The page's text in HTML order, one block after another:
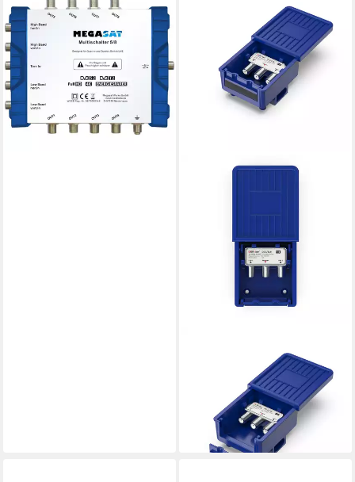
Megasat Multischalter 5/8 für
Satellitenempfang. Camping
Sat-Anlage (4 SAT-Eingänge),
Aktive Umschaltmatrix
ab 48,95 €
lieferbar - in 2-3 Werktagen bei dir
SAT-Multischalter DUR-line
DS 2-1 W - DiSEqC-Schalter
UVP8,90 €
lieferbar - in 2-3 Werktagen bei dir